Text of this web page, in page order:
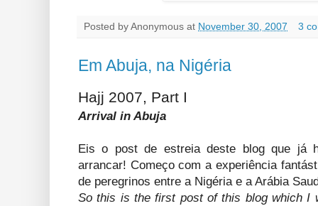
Posted by Anonymous at November 30, 2007 3
Em Abuja, na Nigéria
Hajj 2007, Part I
Arrival in Abuja
Eis o post de estreia deste blog que já
arrancar! Começo com a experiência
de peregrinos entre a Nigéria e a Arábia
So this is the first post of this blog which I